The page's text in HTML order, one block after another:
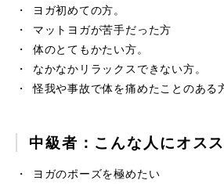
ヨガ初めての方。
マットヨガが苦手だった方
体のとてもかたい方。
なかなかリラックスできない方。
怪我や事故で体を痛めたことのある
中級者：こんな人にオス
ヨガのポーズを極めたい